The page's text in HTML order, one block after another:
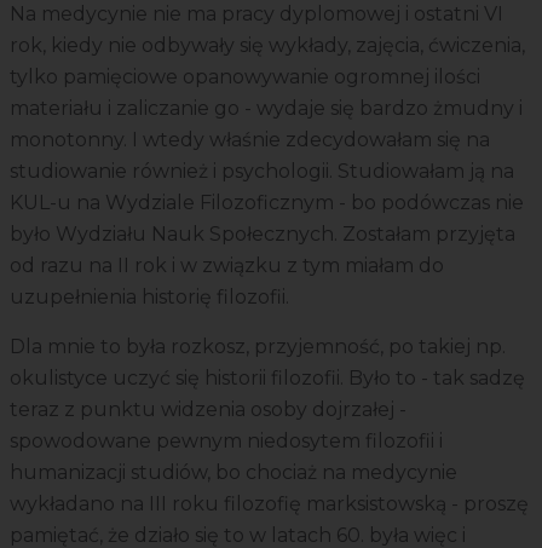
Na medycynie nie ma pracy dyplomowej i ostatni VI
rok, kiedy nie odbywały się wykłady, zajęcia, ćwiczenia,
tylko pamięciowe opanowywanie ogromnej ilości
materiału i zaliczanie go - wydaje się bardzo żmudny i
monotonny. I wtedy właśnie zdecydowałam się na
studiowanie również i psychologii. Studiowałam ją na
KUL-u na Wydziale Filozoficznym - bo podówczas nie
było Wydziału Nauk Społecznych. Zostałam przyjęta
od razu na II rok i w związku z tym miałam do
uzupełnienia historię filozofii.
Dla mnie to była rozkosz, przyjemność, po takiej np.
okulistyce uczyć się historii filozofii. Było to - tak sadzę
teraz z punktu widzenia osoby dojrzałej -
spowodowane pewnym niedosytem filozofii i
humanizacji studiów, bo chociaż na medycynie
wykładano na III roku filozofię marksistowską - proszę
pamiętać, że działo się to w latach 60. była więc i